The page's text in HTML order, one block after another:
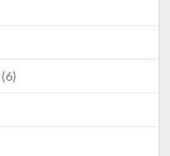
(6)